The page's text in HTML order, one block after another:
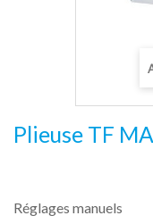
Plieuse TF
Réglages manuels